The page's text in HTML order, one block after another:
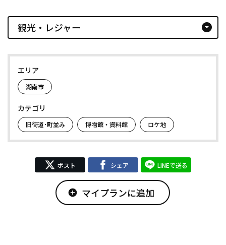
観光・レジャー arrow_drop_down_circle
エリア
湖南市
カテゴリ
旧街道･町並み 博物館・資料館 ロケ地
ポスト シェア LINEで送る
add_circle マイプランに追加